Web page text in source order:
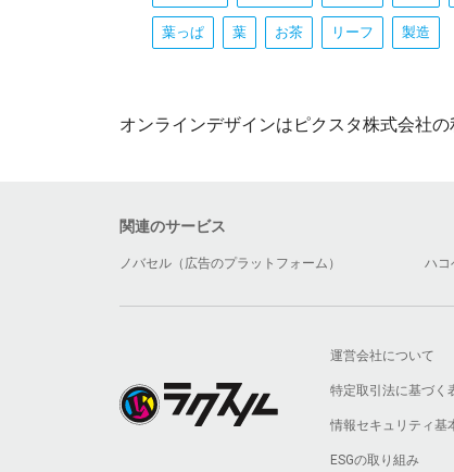
葉っぱ 葉 お茶 リーフ 製造
オンラインデザインはピクスタ株式会社
関連のサービス
ノバセル（広告のプラットフォーム） ハコ
運営会社について
特定取引法に基づく
情報セキュリティ基
ESGの取り組み